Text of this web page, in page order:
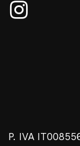
P. IVA